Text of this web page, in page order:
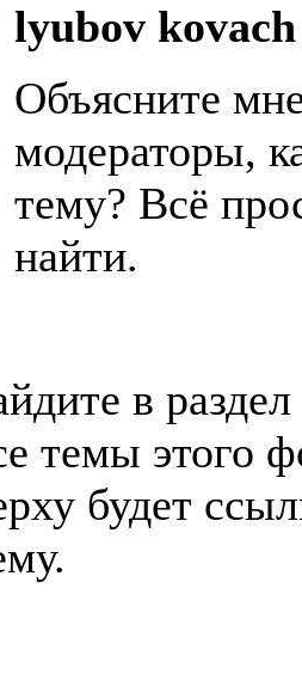
lyubov kovach
Объясните
модераторы,
тему? Всё
найти.
в
темы этого
будет